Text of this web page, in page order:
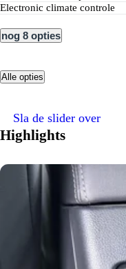
electronic climate controle
nog 8 opties
Alle opties
Highlights
Sla de slider over